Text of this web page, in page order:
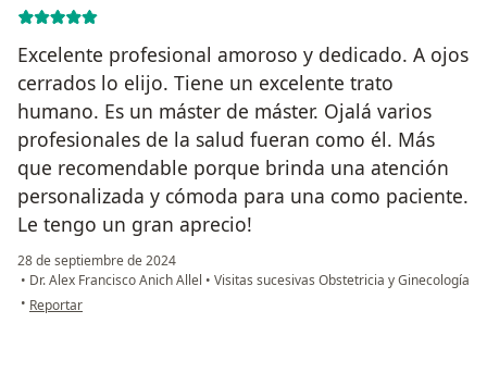
Excelente profesional amoroso y dedicado. A ojos
cerrados lo elijo. Tiene un excelente trato
humano. Es un máster de máster. Ojalá varios
profesionales de la salud fueran como él. Más
que recomendable porque brinda una atención
personalizada y cómoda para una como paciente.
Le tengo un gran aprecio!
28 de septiembre de 2024
• Dr. Alex Francisco Anich Allel • Visitas sucesivas Obstetricia y Ginecología
• en opinión del usuario Stephanie Pereira Valdivia
Reportar